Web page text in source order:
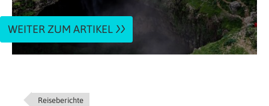
WEITER ZUM ARTIKEL
Reiseberichte